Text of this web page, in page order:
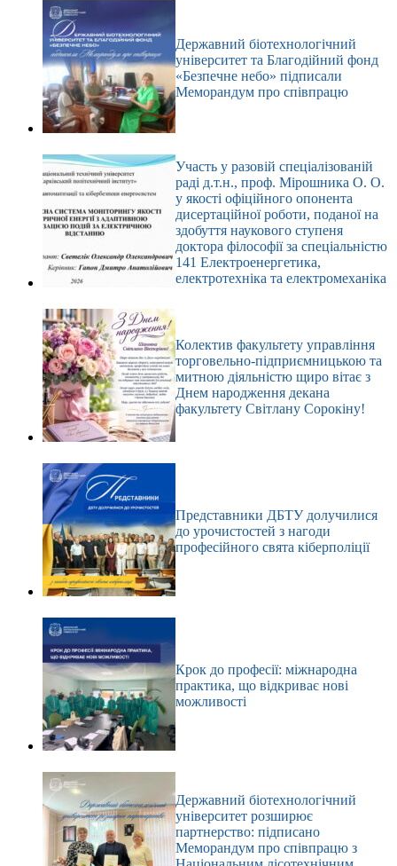
Державний біотехнологічний
університет та Благодійний фонд
«Безпечне небо» підписали
Меморандум про співпрацю
Участь у разовій спеціалізованій
раді д.т.н., проф. Мірошника О. О.
у якості офіційного опонента
дисертаційної роботи, поданої на
здобуття наукового ступеня
доктора філософії за спеціальністю
141 Електроенергетика,
електротехніка та електромеханіка
Колектив факультету управління
торговельно-підприємницькою та
митною діяльністю щиро вітає з
Днем народження декана
факультету Світлану Сорокіну!
Представники ДБТУ долучилися
до урочистостей з нагоди
професійного свята кіберполіції
Крок до професії: міжнародна
практика, що відкриває нові
можливості
Державний біотехнологічний
університет розширює
партнерство: підписано
Меморандум про співпрацю з